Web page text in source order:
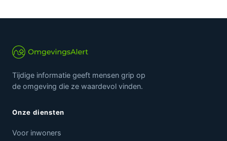
Tijdige informatie geeft mensen grip op
de omgeving die ze waardevol vinden.
Onze diensten
Voor inwoners